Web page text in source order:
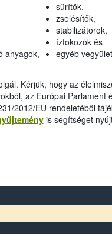
anyagok,
sűrítők,
zselésítők,
stabilizátorok,
ízfokozók és
egyéb
Kérjük, hogy az
az Európai Parlament
2012/EU rendeletéből
is segítséget